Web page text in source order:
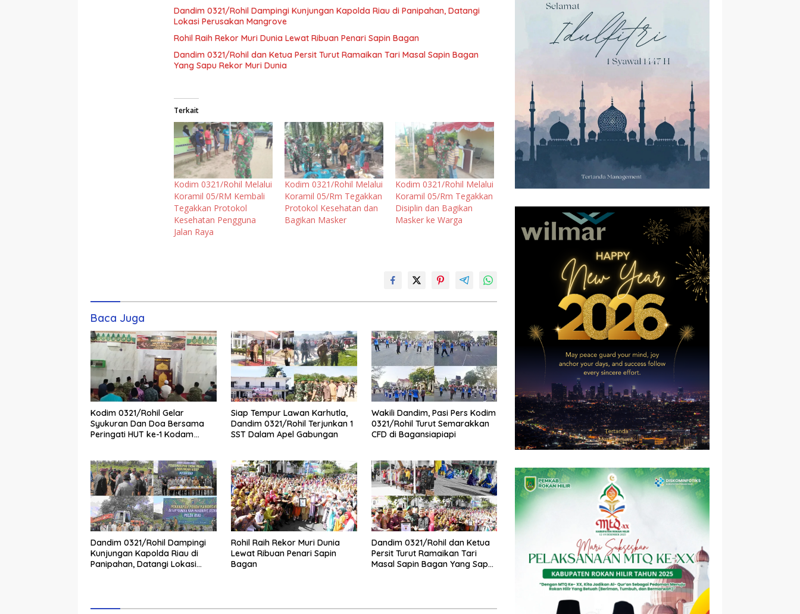
Dandim 0321/Rohil Dampingi Kunjungan Kapolda Riau di Panipahan, Datangi
Lokasi Perusakan Mangrove
Rohil Raih Rekor Muri Dunia Lewat Ribuan Penari Sapin Bagan
Dandim 0321/Rohil dan Ketua Persit Turut Ramaikan Tari Masal Sapin Bagan
Yang Sapu Rekor Muri Dunia
Terkait
Kodim 0321/Rohil Melalui
Koramil 05/RM Kembali
Tegakkan Protokol
Kesehatan Pengguna
Jalan Raya
Kodim 0321/Rohil Melalui
Koramil 05/Rm Tegakkan
Protokol Kesehatan dan
Bagikan Masker
Kodim 0321/Rohil Melalui
Koramil 05/Rm Tegakkan
Disiplin dan Bagikan
Masker ke Warga
Komentar
Baca Juga
Kodim 0321/Rohil Gelar
Syukuran Dan Doa Bersama
Peringati HUT ke-1 Kodam
Siap Tempur Lawan Karhutla,
Dandim 0321/Rohil Terjunkan 1
SST Dalam Apel Gabungan
Wakili Dandim, Pasi Pers Kodim
0321/Rohil Turut Semarakkan
CFD di Bagansiapiapi
Dandim 0321/Rohil Dampingi
Kunjungan Kapolda Riau di
Panipahan, Datangi Lokasi
Rohil Raih Rekor Muri Dunia
Lewat Ribuan Penari Sapin
Bagan
Dandim 0321/Rohil dan Ketua
Persit Turut Ramaikan Tari
Masal Sapin Bagan Yang Sapu